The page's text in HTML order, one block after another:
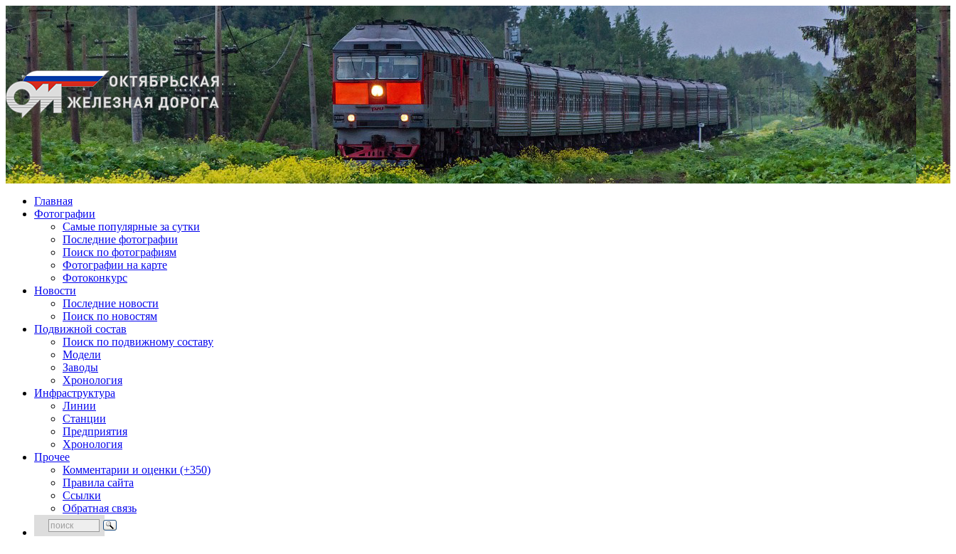
Главная
Фотографии
Cамые популярные за сутки
Последние фотографии
Поиск по фотографиям
Фотографии на карте
Фотоконкурс
Новости
Последние новости
Поиск по новостям
Подвижной состав
Поиск по подвижному составу
Модели
Заводы
Хронология
Инфраструктура
Линии
Станции
Предприятия
Хронология
Прочее
Комментарии и оценки (+350)
Правила сайта
Ссылки
Обратная связь